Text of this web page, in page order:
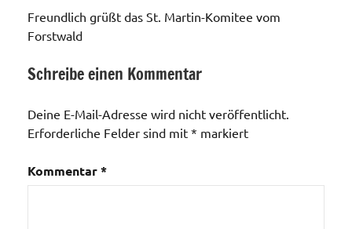
Freundlich grüßt das St. Martin-Komitee vom
Forstwald
Schreibe einen Kommentar
Deine E-Mail-Adresse wird nicht veröffentlicht.
Erforderliche Felder sind mit * markiert
Kommentar*